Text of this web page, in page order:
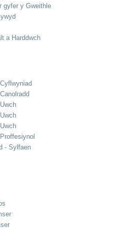
gyfer y Gweithle
a Harddwch
- Sylfaen